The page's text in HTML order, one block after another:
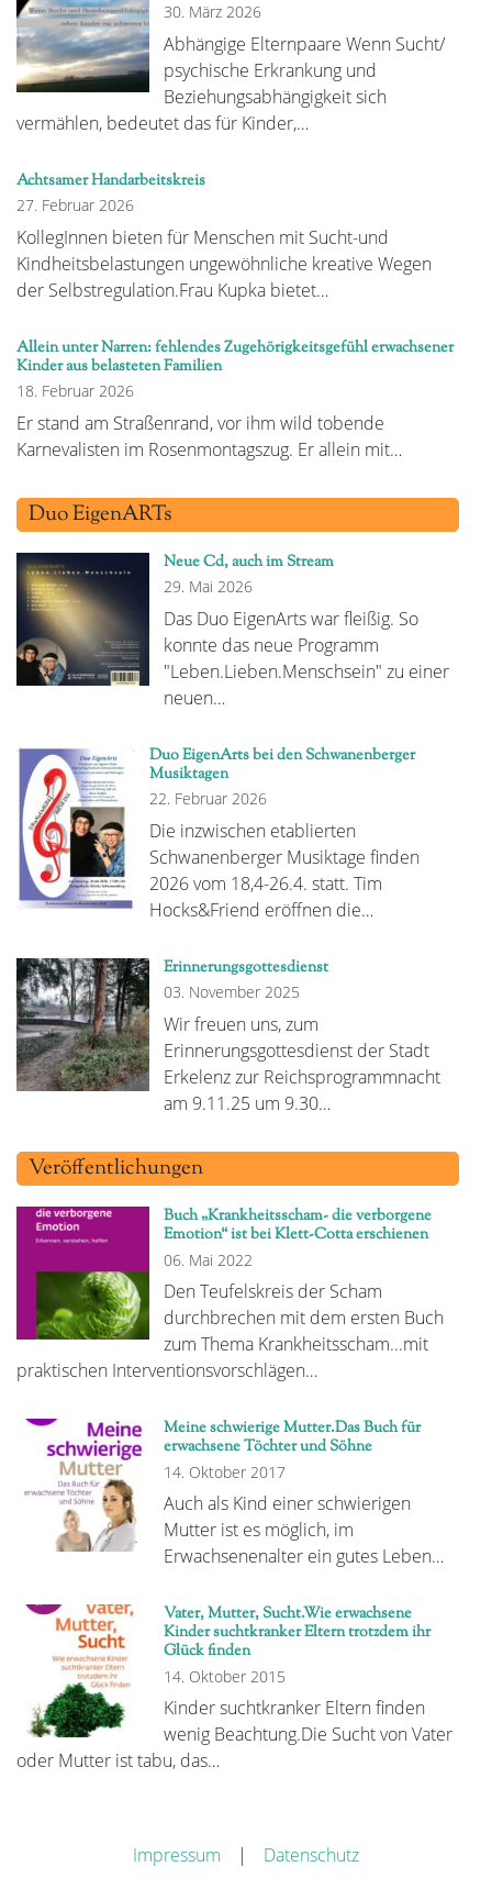
30. März 2026
Abhängige Elternpaare Wenn Sucht/
psychische Erkrankung und
Beziehungsabhängigkeit sich
vermählen, bedeutet das für Kinder,…
Achtsamer Handarbeitskreis
27. Februar 2026
KollegInnen bieten für Menschen mit Sucht-und
Kindheitsbelastungen ungewöhnliche kreative Wegen
der Selbstregulation.Frau Kupka bietet…
Allein unter Narren: fehlendes Zugehörigkeitsgefühl erwachsener
Kinder aus belasteten Familien
18. Februar 2026
Er stand am Straßenrand, vor ihm wild tobende
Karnevalisten im Rosenmontagszug. Er allein mit…
Duo EigenARTs
Neue Cd, auch im Stream
29. Mai 2026
Das Duo EigenArts war fleißig. So
konnte das neue Programm
"Leben.Lieben.Menschsein" zu einer
neuen…
Duo EigenArts bei den Schwanenberger
Musiktagen
22. Februar 2026
Die inzwischen etablierten
Schwanenberger Musiktage finden
2026 vom 18,4-26.4. statt. Tim
Hocks&Friend eröffnen die…
Erinnerungsgottesdienst
03. November 2025
Wir freuen uns, zum
Erinnerungsgottesdienst der Stadt
Erkelenz zur Reichsprogrammnacht
am 9.11.25 um 9.30…
Veröffentlichungen
Buch „Krankheitsscham- die verborgene
Emotion“ ist bei Klett-Cotta erschienen
06. Mai 2022
Den Teufelskreis der Scham
durchbrechen mit dem ersten Buch
zum Thema Krankheitsscham...mit
praktischen Interventionsvorschlägen…
Meine schwierige Mutter.Das Buch für
erwachsene Töchter und Söhne
14. Oktober 2017
Auch als Kind einer schwierigen
Mutter ist es möglich, im
Erwachsenenalter ein gutes Leben…
Vater, Mutter, Sucht.Wie erwachsene
Kinder suchtkranker Eltern trotzdem ihr
Glück finden
14. Oktober 2015
Kinder suchtkranker Eltern finden
wenig Beachtung.Die Sucht von Vater
oder Mutter ist tabu, das…
Impressum | Datenschutz